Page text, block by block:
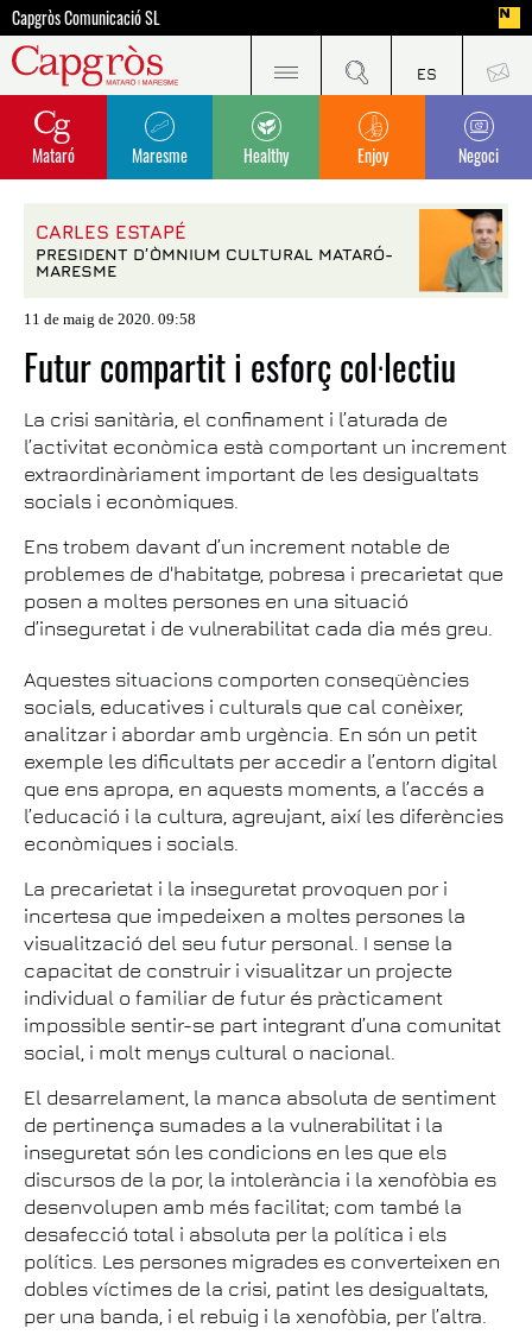
Capgròs Comunicació SL
Mataró Maresme Healthy Enjoy Negoci
CARLES ESTAPÉ
PRESIDENT D’ÒMNIUM CULTURAL MATARÓ-
MARESME
11 de maig de 2020. 09:58
Futur compartit i esforç col·lectiu
La crisi sanitària, el confinament i l’aturada de
l’activitat econòmica està comportant un increment
extraordinàriament important de les desigualtats
socials i econòmiques.
Ens trobem davant d’un increment notable de
problemes de d'habitatge, pobresa i precarietat que
posen a moltes persones en una situació
d’inseguretat i de vulnerabilitat cada dia més greu.
Aquestes situacions comporten conseqüències
socials, educatives i culturals que cal conèixer,
analitzar i abordar amb urgència. En són un petit
exemple les dificultats per accedir a l’entorn digital
que ens apropa, en aquests moments, a l’accés a
l’educació i la cultura, agreujant, així les diferències
econòmiques i socials.
La precarietat i la inseguretat provoquen por i
incertesa que impedeixen a moltes persones la
visualització del seu futur personal. I sense la
capacitat de construir i visualitzar un projecte
individual o familiar de futur és pràcticament
impossible sentir-se part integrant d’una comunitat
social, i molt menys cultural o nacional.
El desarrelament, la manca absoluta de sentiment
de pertinença sumades a la vulnerabilitat i la
inseguretat són les condicions en les que els
discursos de la por, la intolerància i la xenofòbia es
desenvolupen amb més facilitat; com també la
desafecció total i absoluta per la política i els
polítics. Les persones migrades es converteixen en
dobles víctimes de la crisi, patint les desigualtats,
per una banda, i el rebuig i la xenofòbia, per l’altra.